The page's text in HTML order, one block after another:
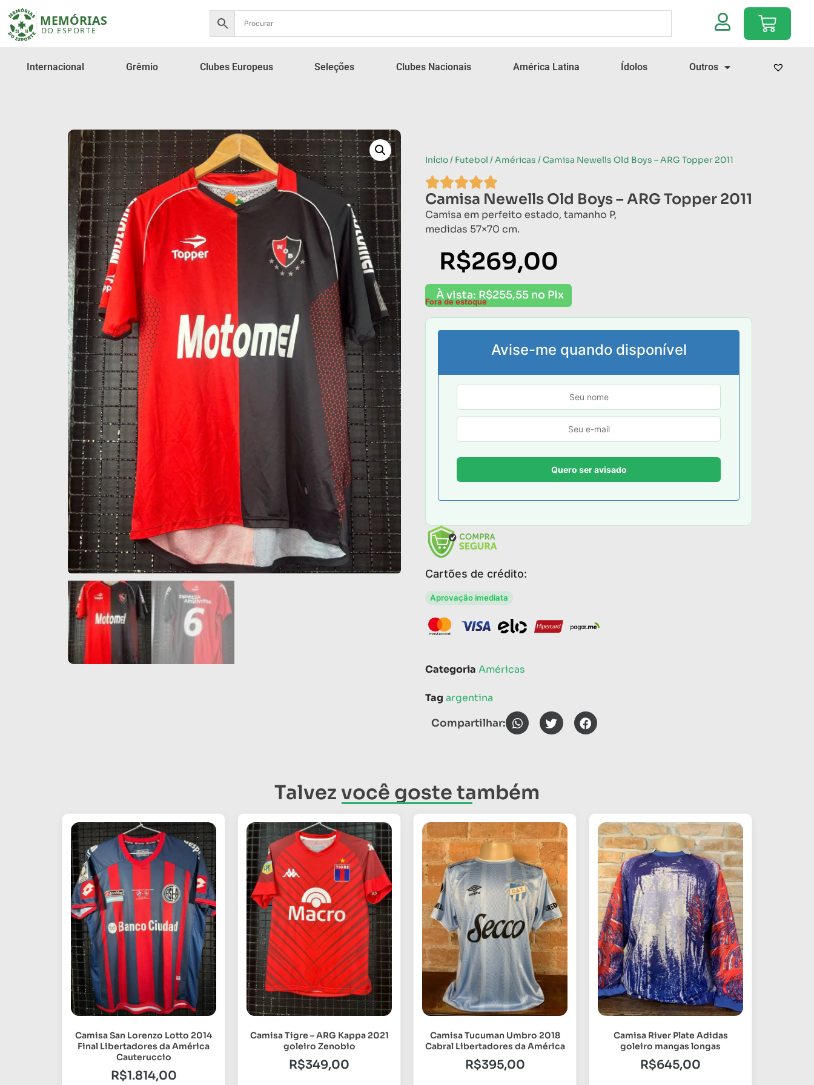
Internacional Grêmio Clubes Europeus Seleções Clubes Nacionais América Latina Ídolos Outros
Início/ Futebol /Américas / Camisa Newells Old Boys – ARG Topper 2011
Camisa Newells Old Boys – ARG Topper 2011
Camisa em perfeito estado, tamanho P,
medidas 57×70 cm.
R$269,00
À vista: R$255,55 no Pix
Fora de estoque
Avise-me quando disponível
Cartões de crédito:
Aprovação imediata
Categoria Américas
Tag argentina
Compartilhar:
Talvez você goste também
Camisa San Lorenzo Lotto 2014
Final Libertadores da América
Cauteruccio
R$1.814,00
Camisa Tigre – ARG Kappa 2021
goleiro Zenobio
R$349,00
Camisa Tucuman Umbro 2018
Cabral Libertadores da América
R$395,00
Camisa River Plate Adidas
goleiro mangas longas
R$645,00